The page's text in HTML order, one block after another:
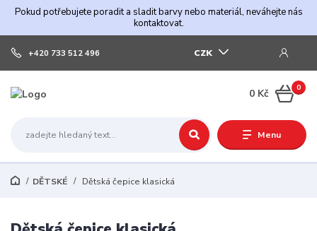
Pokud potřebujete poradit a sladit barvy nebo materiál, neváhejte nás
kontaktovat.
Menu
CZK
+420 733 512 496
0
0 Kč
DĚTSKÉ Dětská čepice klasická